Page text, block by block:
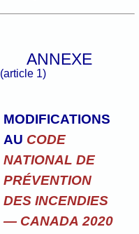
ANNEXE
(article 1)
MODIFICATIONS
AU CODE
NATIONAL DE
PRÉVENTION
DES INCENDIES
— CANADA 2020